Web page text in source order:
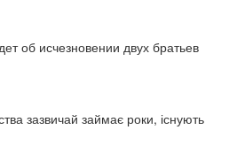
об исчезновении двух братьев
зазвичай займає роки, існують